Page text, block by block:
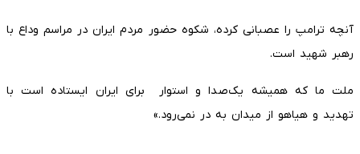
‌آنچه ترامپ را عصبانی کرده، شکوه حضور مردم ایران در مراسم وداع با
رهبر شهید است.
‌ملت ما که همیشه یک‌صدا و استوار ⁧ برای ایران⁩ ایستاده است با
تهدید و هیاهو از میدان به در نمی‌رود.»